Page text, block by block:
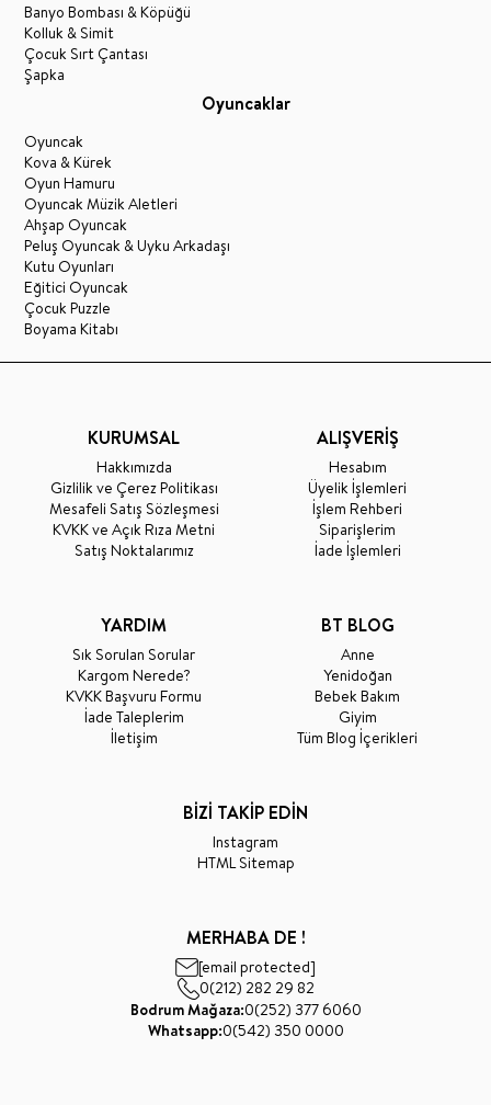
Banyo Bombası & Köpüğü
Kolluk & Simit
Çocuk Sırt Çantası
Şapka
Oyuncaklar
Oyuncak
Kova & Kürek
Oyun Hamuru
Oyuncak Müzik Aletleri
Ahşap Oyuncak
Peluş Oyuncak & Uyku Arkadaşı
Kutu Oyunları
Eğitici Oyuncak
Çocuk Puzzle
Boyama Kitabı
KURUMSAL
Hakkımızda
Gizlilik ve Çerez Politikası
Mesafeli Satış Sözleşmesi
KVKK ve Açık Rıza Metni
Satış Noktalarımız
ALIŞVERİŞ
Hesabım
Üyelik İşlemleri
İşlem Rehberi
Siparişlerim
İade İşlemleri
YARDIM
Sık Sorulan Sorular
Kargom Nerede?
KVKK Başvuru Formu
İade Taleplerim
İletişim
BT BLOG
Anne
Yenidoğan
Bebek Bakım
Giyim
Tüm Blog İçerikleri
BİZİ TAKİP EDİN
Instagram
HTML Sitemap
MERHABA DE !
[email protected]
0(212) 282 29 82
Bodrum Mağaza:0(252) 377 6060
Whatsapp:0(542) 350 0000